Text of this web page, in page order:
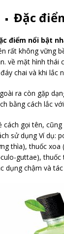
Đặc
điểm nổi bật
rất không vững
về mặt hình thái
chai và khi lắc
ra còn gặp
bằng cách lắc
cách gọi tên,
sử dụng Ví dụ:
thìa), thuốc xoa
guttae), thuốc
dụng chậm và